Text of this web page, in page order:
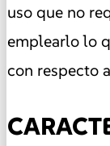
uso que no
emplearlo lo
con respecto